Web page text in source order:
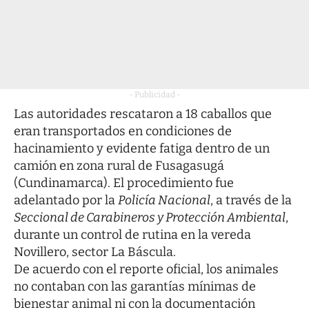
- Publicidad -
Las autoridades rescataron a 18 caballos que
eran transportados en condiciones de
hacinamiento y evidente fatiga dentro de un
camión en zona rural de Fusagasugá
(Cundinamarca). El procedimiento fue
adelantado por laPolicía Nacional, a través de la
Seccional de Carabineros y Protección Ambiental,
durante un control de rutina en la vereda
Novillero, sector La Báscula.
De acuerdo con el reporte oficial, los animales
no contaban con las garantías mínimas de
bienestar animal ni con la documentación